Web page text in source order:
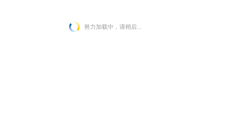
努力加载中，请稍后...